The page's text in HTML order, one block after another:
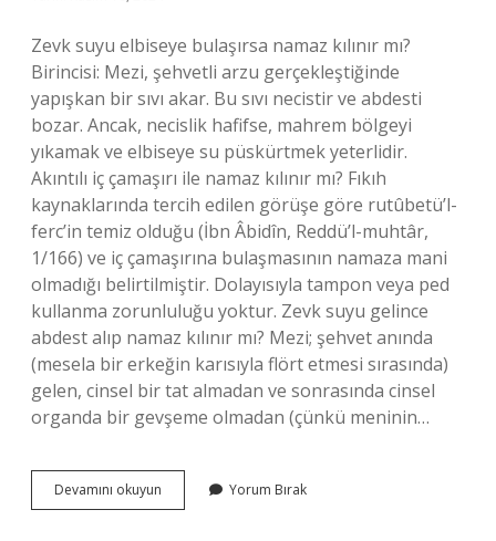
Zevk suyu elbiseye bulaşırsa namaz kılınır mı?
Birincisi: Mezi, şehvetli arzu gerçekleştiğinde
yapışkan bir sıvı akar. Bu sıvı necistir ve abdesti
bozar. Ancak, necislik hafifse, mahrem bölgeyi
yıkamak ve elbiseye su püskürtmek yeterlidir.
Akıntılı iç çamaşırı ile namaz kılınır mı? Fıkıh
kaynaklarında tercih edilen görüşe göre rutûbetü’l-
ferc’in temiz olduğu (İbn Âbidîn, Reddü’l-muhtâr,
1/166) ve iç çamaşırına bulaşmasının namaza mani
olmadığı belirtilmiştir. Dolayısıyla tampon veya ped
kullanma zorunluluğu yoktur. Zevk suyu gelince
abdest alıp namaz kılınır mı? Mezi; şehvet anında
(mesela bir erkeğin karısıyla flört etmesi sırasında)
gelen, cinsel bir tat almadan ve sonrasında cinsel
organda bir gevşeme olmadan (çünkü meninin…
Devamını okuyun
Suyu
Yorum Bırak